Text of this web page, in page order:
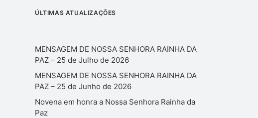
ÚLTIMAS ATUALIZAÇÕES
MENSAGEM DE NOSSA SENHORA RAINHA DA
PAZ – 25 de Julho de 2026
MENSAGEM DE NOSSA SENHORA RAINHA DA
PAZ – 25 de Junho de 2026
Novena em honra a Nossa Senhora Rainha da
Paz